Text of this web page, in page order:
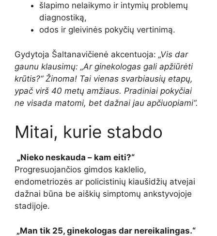
šlapimo nelaikymo ir intymių problemų
diagnostiką,
odos ir gleivinės pokyčių vertinimą.
Gydytoja Šaltanavičienė akcentuoja: „Vis dar
gaunu klausimų: „Ar ginekologas gali apžiūrėti
krūtis?“ Žinoma! Tai vienas svarbiausių etapų,
ypač virš 40 metų amžiaus. Pradiniai pokyčiai
ne visada matomi, bet dažnai jau apčiuopiami“.
Mitai, kurie stabdo
„Nieko neskauda – kam eiti?“
Progresuojančios gimdos kaklelio,
endometriozės ar policistinių kiaušidžių atvejai
dažnai būna be aiškių simptomų ankstyvojoje
stadijoje.
„Man tik 25, ginekologas dar nereikalingas.“